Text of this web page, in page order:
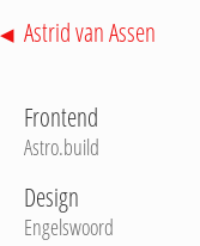
Astrid van Assen
Frontend
Astro.build
Design
Engelswoord